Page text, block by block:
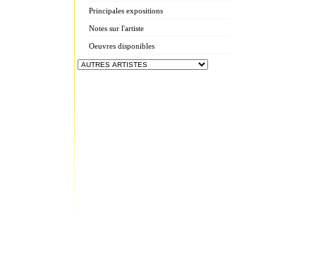
Principales expositions
Notes sur l'artiste
Oeuvres disponibles